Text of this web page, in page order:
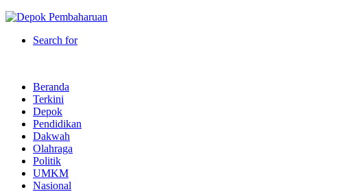
Search for
Beranda
Terkini
Depok
Pendidikan
Dakwah
Olahraga
Politik
UMKM
Nasional